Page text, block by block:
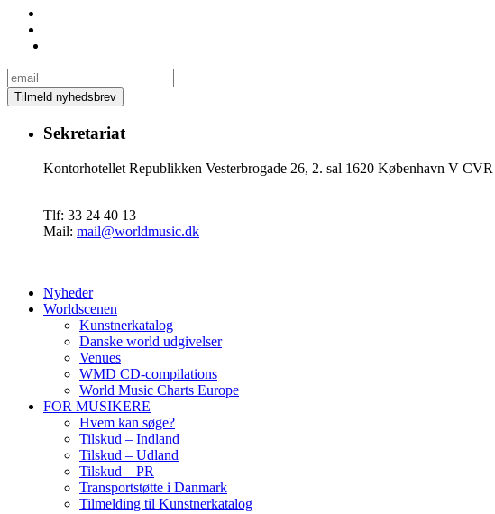
Sekretariat
Kontorhotellet Republikken Vesterbrogade 26, 2. sal 1620 København V
Tlf: 33 24 40 13
Mail: mail@worldmusic.dk
Nyheder
Worldscenen
Kunstnerkatalog
Danske world udgivelser
Venues
WMD CD-compilations
World Music Charts Europe
FOR MUSIKERE
Hvem kan søge?
Tilskud – Indland
Tilskud – Udland
Tilskud – PR
Transportstøtte i Danmark
Tilmelding til Kunstnerkatalog